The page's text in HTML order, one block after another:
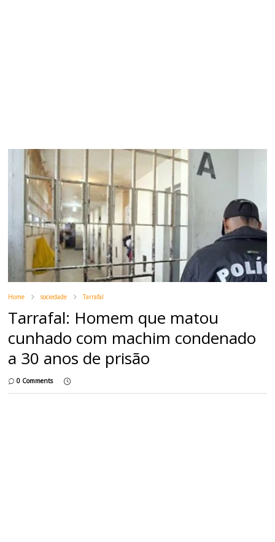
Home sociedade Tarrafal
Tarrafal: Homem que matou
cunhado com machim condenado
a 30 anos de prisão
0 Comments